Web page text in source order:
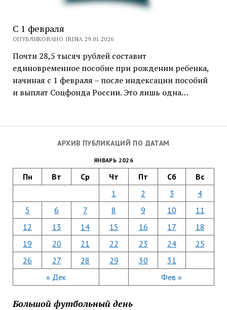
АРХИВ ПУБЛИКАЦИЙ ПО ДАТАМ
ЯНВАРЬ 2026
Пн Вт Ср Чт Пт Сб Вс
« Дек Фев »
1 2 3
4
5
6 7 8 9 10
11
12
13 14 15 16 17
18
19
20 21 22 23 24
25
26
27 28 29 30 31
Большой футбольный день
С 1 февраля
ОПУБЛИКОВАНО IRINA 29.01.2026
Почти 28,5 тысяч рублей составит
единовременное пособие при рождении ребенка,
начиная с 1 февраля – после индексации пособий
и выплат Соцфонда России. Это лишь одна…